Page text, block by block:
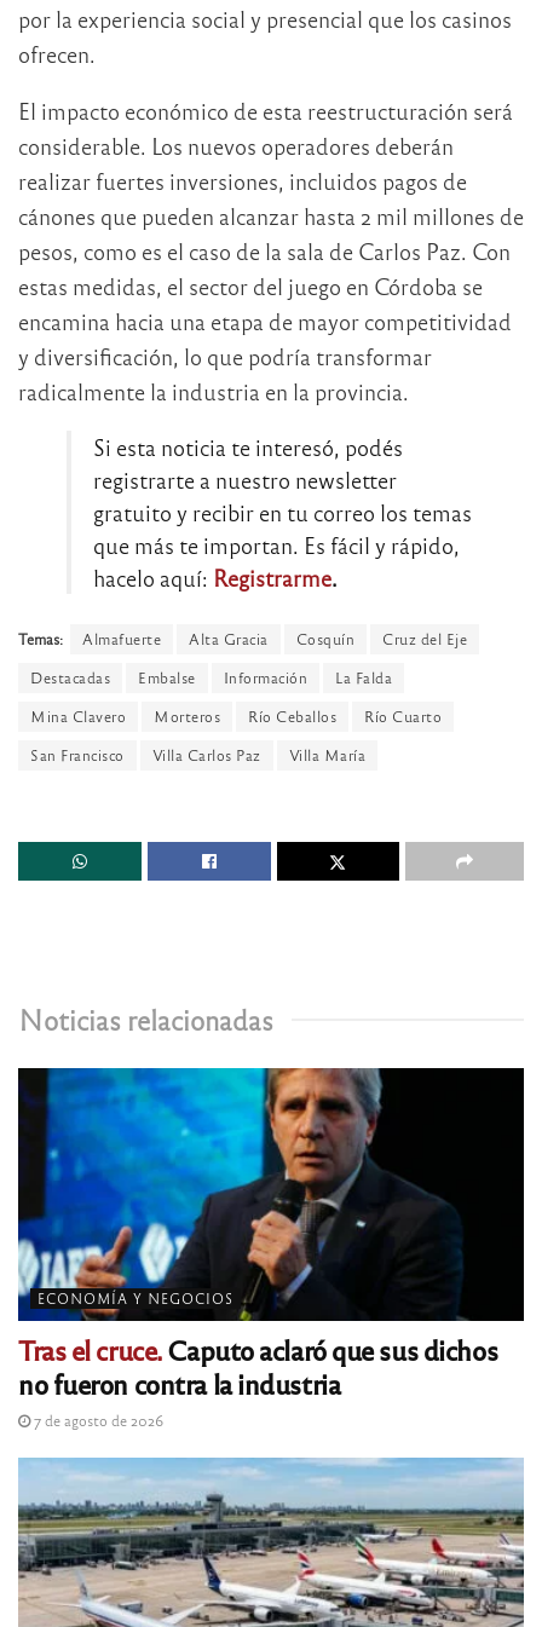
por la experiencia social y presencial que los casinos
ofrecen.
El impacto económico de esta reestructuración será
considerable. Los nuevos operadores deberán
realizar fuertes inversiones, incluidos pagos de
cánones que pueden alcanzar hasta 2 mil millones de
pesos, como es el caso de la sala de Carlos Paz. Con
estas medidas, el sector del juego en Córdoba se
encamina hacia una etapa de mayor competitividad
y diversificación, lo que podría transformar
radicalmente la industria en la provincia.
Si esta noticia te interesó, podés
registrarte a nuestro newsletter
gratuito y recibir en tu correo los temas
que más te importan. Es fácil y rápido,
hacelo aquí: Registrarme.
Temas: Almafuerte Alta Gracia Cosquín
Cruz del Eje
Destacadas
Embalse Información
La Falda
Mina Clavero
Morteros Río Ceballos
Río Cuarto
San Francisco
Villa Carlos Paz Villa María
Noticias relacionadas
ECONOMÍA Y NEGOCIOS
Tras el cruce.Caputo aclaró que sus dichos
no fueron contra la industria
7 de agosto de 2026